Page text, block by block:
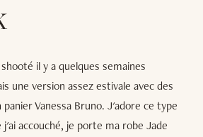
il y a quelques semaines
une version assez estivale avec des
Vanessa Bruno. J'adore ce type
accouché, je porte ma robe Jade